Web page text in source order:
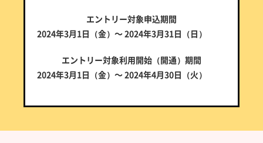
エントリー対象申込期間
2024年3月1日（金）～ 2024年3月31日（日）
エントリー対象利用開始（開通）期間
2024年3月1日（金）～ 2024年4月30日（火）